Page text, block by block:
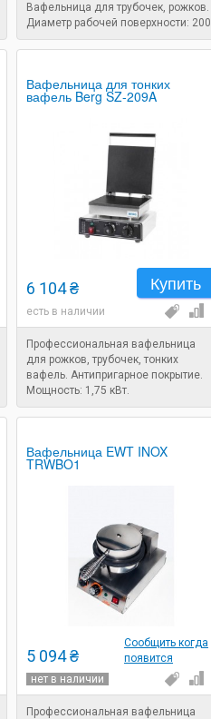
Вафельница для трубочек, рожков.
Диаметр рабочей поверхности: 200
мм. Мощность: 1,2 кВт.
Вафельница для тонких
вафель Berg SZ-209A
Купить
6 104 ₴
есть в наличии
Профессиональная вафельница
для рожков, трубочек, тонких
вафель. Антипригарное покрытие.
Мощность: 1,75 кВт.
Вафельница EWT INOX
TRWBO1
Сообщить когда
появится
5 094 ₴
нет в наличии
Профессиональная вафельница